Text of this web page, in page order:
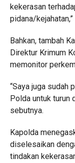
kekerasan
pidana/
Bahkan, tambah
Direktur Krimum
memonitor
“Saya juga sudah
Polda untuk turun
sebutnya.
Kapolda
diselesaikan
tindakan